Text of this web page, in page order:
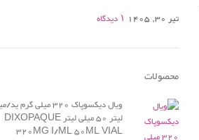
تیر 30, 1405
۱ دیدگاه
محصولات
ویال دیکسوپاک 320 میلی گرم
لیتر 50 میلی لیتر DIXOPAQUE
320MG I/ML 50ML VIAL